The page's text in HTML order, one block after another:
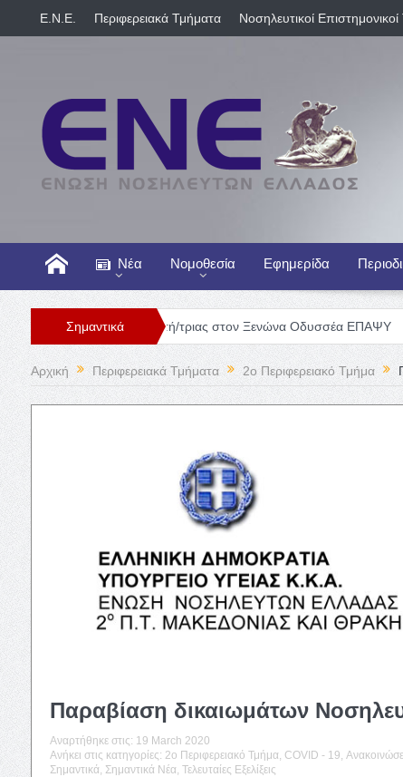
E.N.E. Περιφερειακά Τμήματα Νοσηλευτικοί Επιστημονικοί
Νέα Νομοθεσία Εφημερίδα
Σημαντικά
Νοσηλευτή/τριας στον Ξενώνα Οδυσσέα ΕΠΑΨΥ Γενική
Αρχική Περιφερειακά Τμήματα 2o Περιφερειακό Τμήμα
Παραβίαση δικαιωμάτων
Αναρτήθηκε στις: 19 March 2020
Ανήκει στις κατηγορίες: 2o Περιφερειακό Τμήμα COVID - 19
Σημαντικά Σημαντικά Νέα Τελευταίες Εξελίξεις